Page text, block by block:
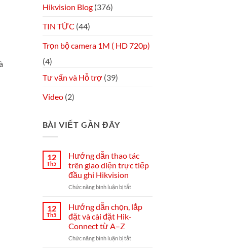
Hikvision Blog(376)
TIN TỨC (44)
Trọn bộ camera 1M ( HD 720p)
(4)
Tư vấn và Hỗ trợ (39)
Video(2)
BÀI VIẾT GẦN ĐÂY
12
Th5
Hướng dẫn thao tác
trên giao diện trực tiếp
đầu ghi Hikvision
Chức năng bình luận bị tắtở
dẫn
thao
giao
12
Th5
Hướng dẫn chọn, lắp
đặt và cài đặt Hik-
Connect từ A–Z
Chức năng bình luận bị tắtở